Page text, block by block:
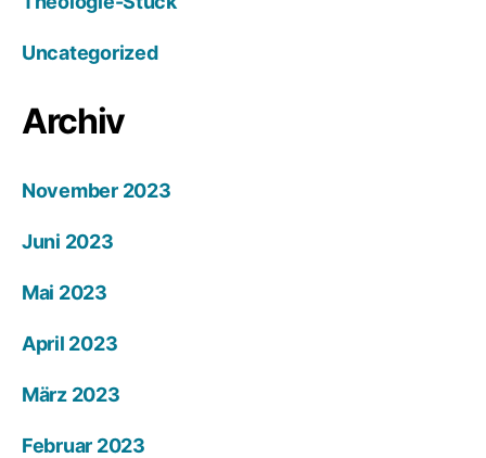
Uncategorized
Archiv
November 2023
Juni 2023
Mai 2023
April 2023
März 2023
Februar 2023